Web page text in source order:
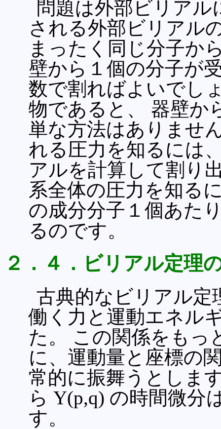
問題は外部ビリア
される外部ビリアル
まったく同じ分子か
壁から１個の分子が
数で割ればよいでし
物であると、 器壁か
単な方法はありませ
れる圧力を知るには
アルを計算して割り
系全体の圧力を知る
の成分分子１個あた
るのです。
２．４．ビリアル定理
古典的なビリアル定
働く力と運動エネル
た。 この関係をもっ
に、運動量と座標の
常的に振舞うとしま
ら Y(p,q) の時間微分
す。